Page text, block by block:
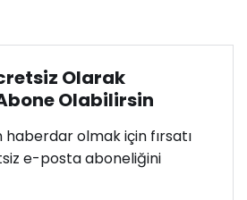
Olarak
Olabilirsin
olmak için fırsatı
e-posta aboneliğini